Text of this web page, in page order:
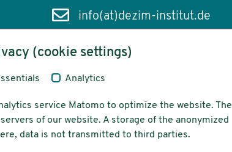
info(at)dezim-institut.de
(cookie settings)
Analytics
service Matomo to optimize the website. The
of our website. A storage of the anonymized
data is not transmitted to third parties.